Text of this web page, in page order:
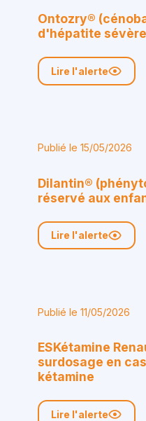
Ontozry®
d'hépatite sévère
Lire l'alerte
Publié le 15/05/2026
Dilantin®
réservé aux
Lire l'alerte
Publié le 11/05/2026
ESKétamine
surdosage en
kétamine
Lire l'alerte